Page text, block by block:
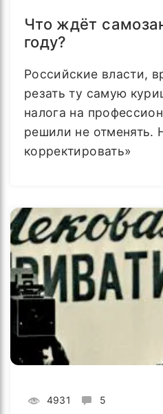
Что ждёт
году?
Российские власти,
резать ту самую
налога на
решили не отменять.
корректировать»
4931 5